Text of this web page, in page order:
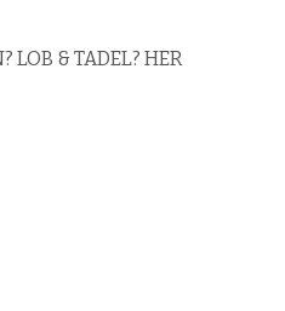
LOB & TADEL? HER